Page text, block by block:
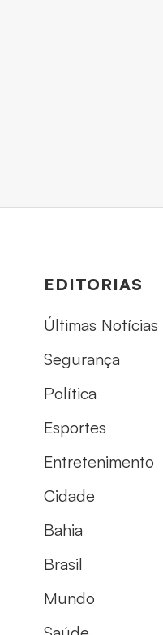
EDITORIAS
Últimas Notícias
Segurança
Política
Esportes
Entretenimento
Cidade
Bahia
Brasil
Mundo